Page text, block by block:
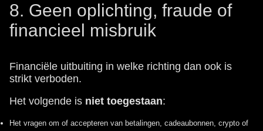
8. Geen oplichting, fraude of
financieel misbruik
Financiële uitbuiting in welke richting dan ook is
strikt verboden.
Het volgende is niet toegestaan:
Het vragen om of accepteren van betalingen, cadeaubonnen, crypto of